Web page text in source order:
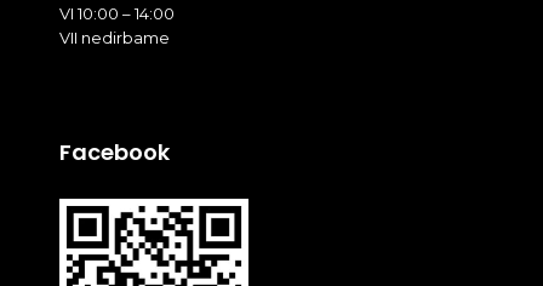
VI 10:00 – 14:00
VII nedirbame
Facebook